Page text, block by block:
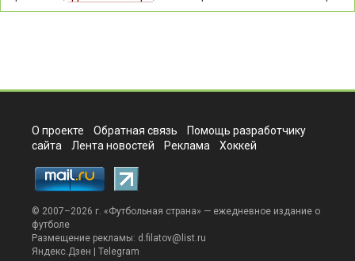
О проекте Обратная связь
Помощь разработчику
сайта
Лента новостей Реклама Хоккей
© 2007–2026 г. «Футбольная страна» — ежедневное издание о
футболе
Размещение рекламы: d.filatov@list.ru
Яндекс.Дзен
Telegram